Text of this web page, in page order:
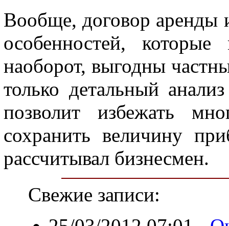
Вообще, договор аренды
особенностей,
наоборот, выгодны
только детальный
позволит избежать
сохранить величину
рассчитывал бизнесмен.
Свежие записи: